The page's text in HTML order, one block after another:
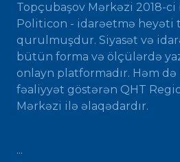
Topçubaşov Mərkəzi 2018-ci
Politicon - idarəetmə heyəti
qurulmuşdur. Siyasət və
bütün forma və ölçülərdə
onlayn platformadır. Həm də
fəaliyyət göstərən QHT
Mərkəzi ilə əlaqədardır.
...